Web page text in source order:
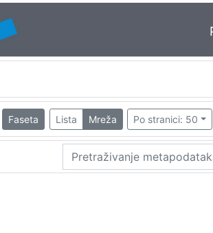
Faseta Lista Mreža Po stranici: 50